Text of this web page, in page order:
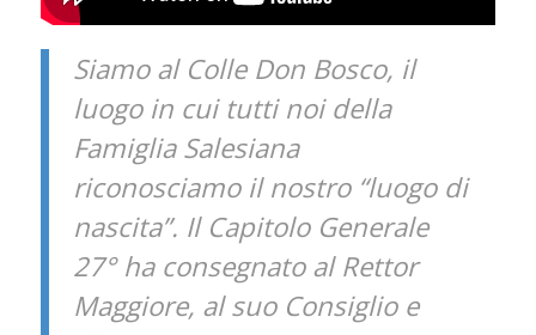
Siamo al Colle Don Bosco, il
luogo in cui tutti noi della
Famiglia Salesiana
riconosciamo il nostro “luogo di
nascita”. Il Capitolo Generale
27° ha consegnato al Rettor
Maggiore, al suo Consiglio e